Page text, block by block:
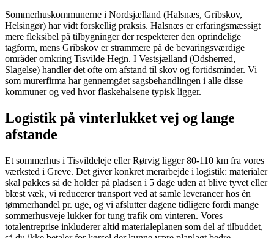
Sommerhuskommunerne i Nordsjælland (Halsnæs, Gribskov,
Helsingør) har vidt forskellig praksis. Halsnæs er erfaringsmæssigt
mere fleksibel på tilbygninger der respekterer den oprindelige
tagform, mens Gribskov er strammere på de bevaringsværdige
områder omkring Tisvilde Hegn. I Vestsjælland (Odsherred,
Slagelse) handler det ofte om afstand til skov og fortidsminder. Vi
som murerfirma har gennemgået sagsbehandlingen i alle disse
kommuner og ved hvor flaskehalsene typisk ligger.
Logistik på vinterlukket vej og lange
afstande
Et sommerhus i Tisvildeleje eller Rørvig ligger 80-110 km fra vores
værksted i Greve. Det giver konkret merarbejde i logistik: materialer
skal pakkes så de holder på pladsen i 5 dage uden at blive tyvet eller
blæst væk, vi reducerer transport ved at samle leverancer hos én
tømmerhandel pr. uge, og vi afslutter dagene tidligere fordi mange
sommerhusveje lukker for tung trafik om vinteren. Vores
totalentreprise inkluderer altid materialeplanen som del af tilbuddet,